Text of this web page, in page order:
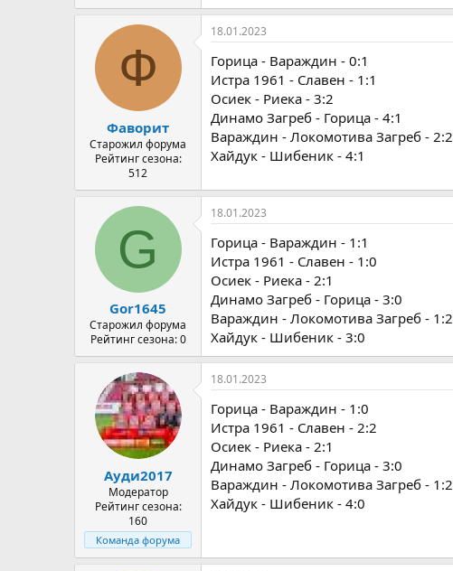
Ф
Фаворит
Старожил форума
Рейтинг сезона:
512
18.01.2023
Горица - Вараждин - 0:1
Истра 1961 - Славен - 1:1
Осиек - Риека - 3:2
Динамо Загреб - Горица - 4:1
Вараждин - Локомотива Загреб - 2:2
Хайдук - Шибеник - 4:1
G
Gor1645
Старожил форума
Рейтинг сезона: 0
18.01.2023
Горица - Вараждин - 1:1
Истра 1961 - Славен - 1:0
Осиек - Риека - 2:1
Динамо Загреб - Горица - 3:0
Вараждин - Локомотива Загреб - 1:2
Хайдук - Шибеник - 3:0
Ауди2017
Модератор
Рейтинг сезона:
160
Команда форума
18.01.2023
Горица - Вараждин - 1:0
Истра 1961 - Славен - 2:2
Осиек - Риека - 2:1
Динамо Загреб - Горица - 3:0
Вараждин - Локомотива Загреб - 1:2
Хайдук - Шибеник - 4:0